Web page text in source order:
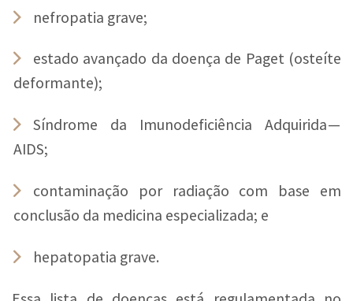
nefropatia grave;
estado avançado da doença de Paget (osteíte
deformante);
Síndrome da Imunodeficiência Adquirida —
AIDS;
contaminação por radiação com base em
conclusão da medicina especializada; e
hepatopatia grave.